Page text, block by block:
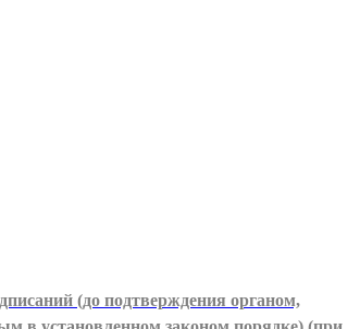
(до подтверждения органом,